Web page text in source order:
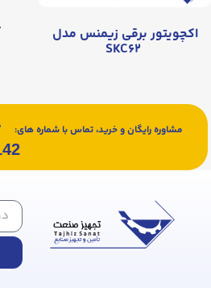
اکچویتور برقی زیمنس مدل
مشاوره رایگان و خرید، تماس با شماره های: